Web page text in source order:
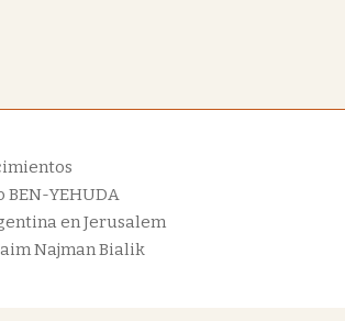
BEN-YEHUDA
en Jerusalem
Najman Bialik